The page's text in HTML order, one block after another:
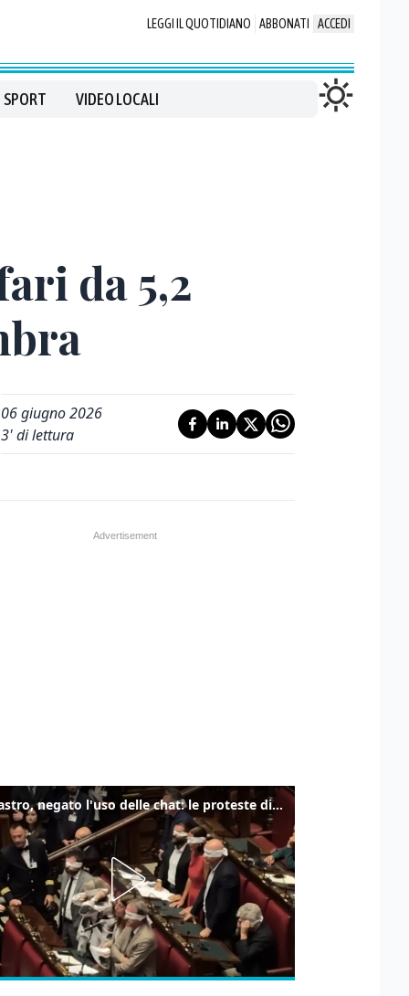
LEGGI IL QUOTIDIANO ABBONATI ACCEDI
SPORT VIDEO LOCALI
da 5,2
06 giugno 2026
3' di lettura
Delmastro, negato l'uso delle chat: le proteste di Avs e M5s